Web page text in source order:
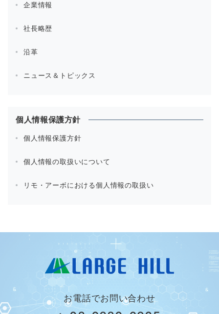
企業情報
社長略歴
沿革
ニュース＆トピックス
個人情報保護方針
個人情報保護方針
個人情報の取扱いについて
リモ・アーボにおける個人情報の取扱い
お電話でお問い合わせ